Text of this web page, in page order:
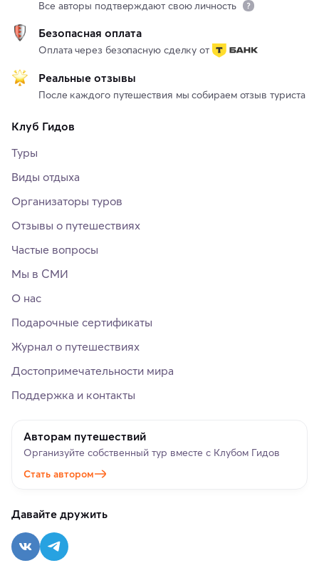
Все авторы подтверждают свою личность
Безопасная оплата
Оплата через безопасную сделку от
Реальные отзывы
После каждого путешествия мы собираем отзыв туриста
Клуб Гидов
Туры
Виды отдыха
Организаторы туров
Отзывы о путешествиях
Частые вопросы
Мы в СМИ
О нас
Подарочные сертификаты
Журнал о путешествиях
Достопримечательности мира
Поддержка и контакты
Авторам путешествий
Организуйте собственный тур вместе с Клубом Гидов
Стать автором
Давайте дружить